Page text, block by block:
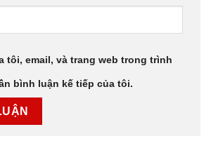
tôi, email, và trang web trong trình
bình luận kế tiếp của tôi.